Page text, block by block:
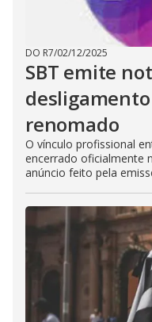
DO R7/02/12/2025
SBT emite
renomado
O vínculo profissional
encerrado oficialmente
anúncio feito pela